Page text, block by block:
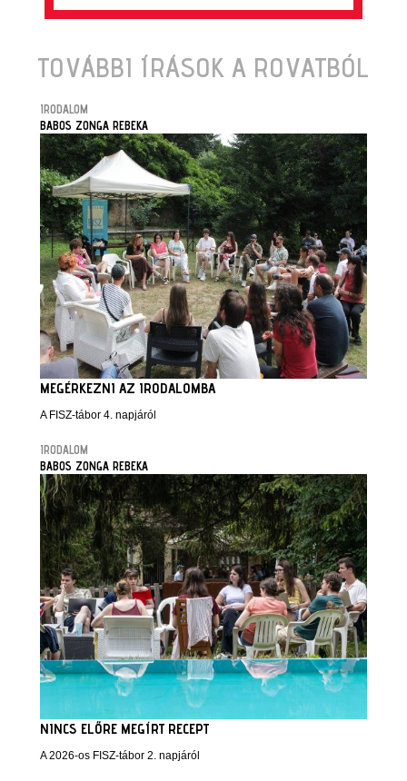
TOVÁBBI ÍRÁSOK A ROVATBÓL
IRODALOM
BABOS ZONGA REBEKA
MEGÉRKEZNI AZ IRODALOMBA
A FISZ-tábor 4. napjáról
IRODALOM
BABOS ZONGA REBEKA
NINCS ELŐRE MEGÍRT RECEPT
A 2026-os FISZ-tábor 2. napjáról